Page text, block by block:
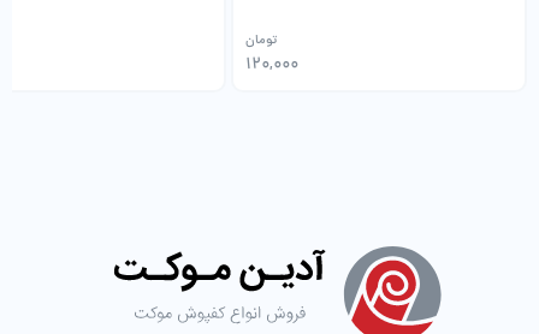
120,000
تومان